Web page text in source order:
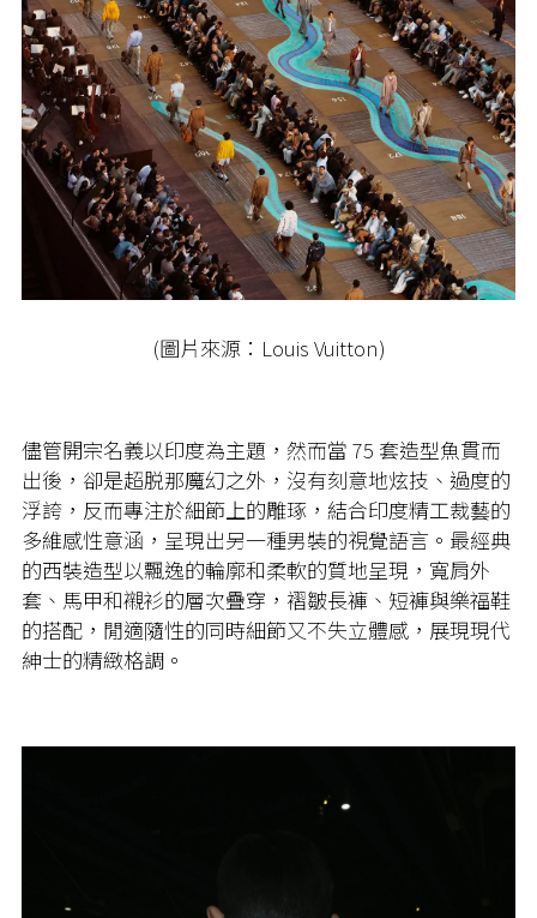
(圖片來源：Louis Vuitton)
儘管開宗名義以印度為主題，然而當 75 套造型魚貫而
出後，卻是超脱那魔幻之外，沒有刻意地炫技、過度的
浮誇，反而專注於細節上的雕琢，結合印度精工裁藝的
多維感性意涵，呈現出另一種男裝的視覺語言。最經典
的西裝造型以飄逸的輪廓和柔軟的質地呈現，寬肩外
套、馬甲和襯衫的層次疊穿，褶皺長褲、短褲與樂福鞋
的搭配，閒適隨性的同時細節又不失立體感，展現現代
紳士的精緻格調。